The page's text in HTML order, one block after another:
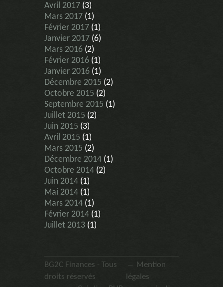
Avril 2017 (3)
Mars 2017 (1)
Février 2017 (1)
Janvier 2017 (6)
Mars 2016 (2)
Février 2016 (1)
Janvier 2016 (1)
Décembre 2015 (2)
Octobre 2015 (2)
Septembre 2015 (1)
Juillet 2015 (2)
Juin 2015 (3)
Avril 2015 (1)
Mars 2015 (2)
Décembre 2014 (1)
Octobre 2014 (2)
Juin 2014 (1)
Mai 2014 (1)
Mars 2014 (1)
Février 2014 (1)
Juillet 2013 (1)
BG2C Finances - Tous
droits réservés
Mention
légales